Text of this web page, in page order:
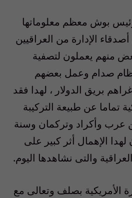
بوش معظم معلوماتها
الإدارة من العراقيين
منهم يعملون لتصفية
صدام وعمل بعضهم
بريق الدولار ، لهدا فقد
تماما عن طبيعة التركيبة
عرب وأكراد وتركمان وسنة
الإهمال أثر كبير على
والتى نشاهدها اليوم.
الأمريكية بصلف وتعالى مع